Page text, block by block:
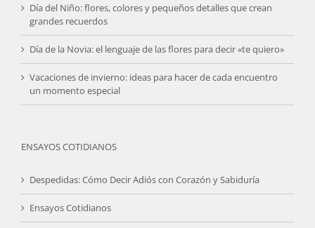
Día del Niño: flores, colores y pequeños detalles que crean
grandes recuerdos
Día de la Novia: el lenguaje de las flores para decir «te quiero»
Vacaciones de invierno: ideas para hacer de cada encuentro
un momento especial
ENSAYOS COTIDIANOS
Despedidas: Cómo Decir Adiós con Corazón y Sabiduría
Ensayos Cotidianos